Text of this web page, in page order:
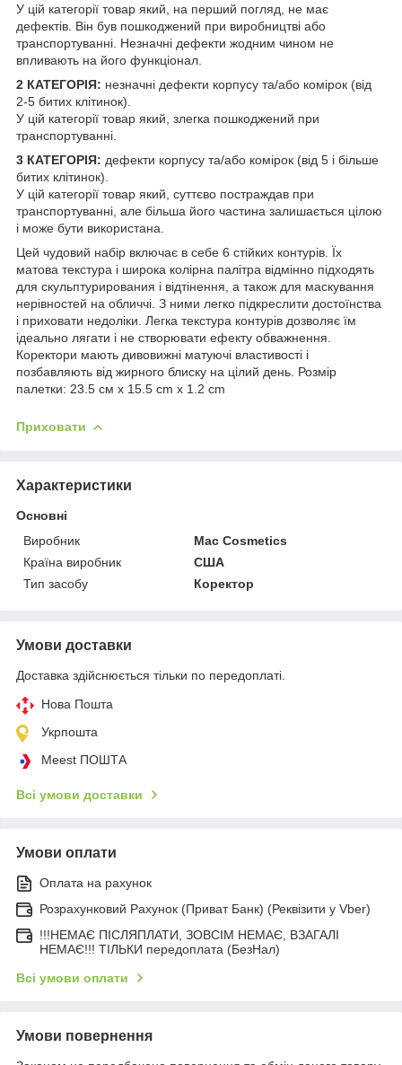
У цій категорії товар який, на перший погляд, не має
дефектів. Він був пошкоджений при виробництві або
транспортуванні. Незначні дефекти жодним чином не
впливають на його функціонал.
2 КАТЕГОРІЯ: незначні дефекти корпусу та/або комірок (від
2-5 битих клітинок).
У цій категорії товар який, злегка пошкоджений при
транспортуванні.
3 КАТЕГОРІЯ: дефекти корпусу та/або комірок (від 5 і більше
битих клітинок).
У цій категорії товар який, суттєво постраждав при
транспортуванні, але більша його частина залишається цілою
і може бути використана.
Цей чудовий набір включає в себе 6 стійких контурів. Їх
матова текстура і широка колірна палітра відмінно підходять
для скульптурирования і відтінення, а також для маскування
нерівностей на обличчі. З ними легко підкреслити достоїнства
і приховати недоліки. Легка текстура контурів дозволяє їм
ідеально лягати і не створювати ефекту обважнення.
Коректори мають дивовижні матуючі властивості і
позбавляють від жирного блиску на цілий день. Розмір
палетки: 23.5 см х 15.5 cm х 1.2 cm
Приховати
Характеристики
Основні
Виробник
Mac Cosmetics
Країна виробник
США
Тип засобу
Коректор
Умови доставки
Доставка здійснюється тільки по передоплаті.
Нова Пошта
Укрпошта
Meest ПОШТА
Всі умови доставки
Умови оплати
Оплата на рахунок
Розрахунковий Рахунок (Приват Банк) (Реквізити у Vber)
!!!НЕМАЄ ПІСЛЯПЛАТИ, ЗОВСІМ НЕМАЄ, ВЗАГАЛІ
НЕМАЄ!!! ТІЛЬКИ передоплата (БезНал)
Всі умови оплати
Умови повернення